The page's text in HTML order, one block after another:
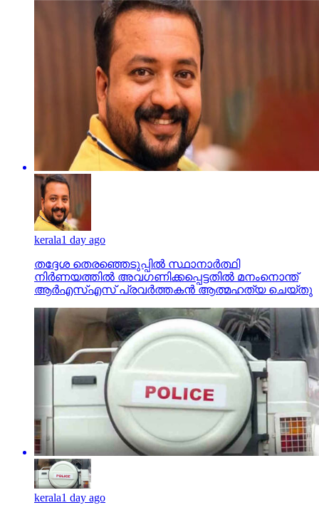
kerala1 day ago
തദ്ദേശ തെരഞ്ഞെടുപ്പില്‍ സ്ഥാനാര്‍ത്ഥി
നിര്‍ണയത്തില്‍ അവഗണിക്കപ്പെട്ടതില്‍ മനംനൊന്ത്
ആര്‍എസ്എസ് പ്രവര്‍ത്തകന്‍ ആത്മഹത്യ ചെയ്തു
kerala1 day ago